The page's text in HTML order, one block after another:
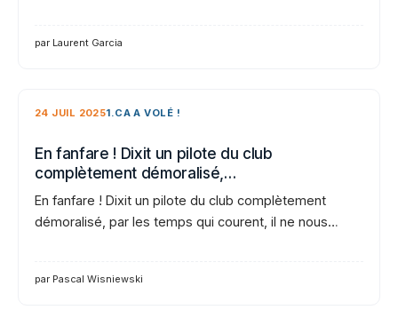
par Laurent Garcia
24 JUIL 20251.CA A VOLÉ !
En fanfare ! Dixit un pilote du club
complètement démoralisé,…
En fanfare ! Dixit un pilote du club complètement
démoralisé, par les temps qui courent, il ne nous…
par Pascal Wisniewski